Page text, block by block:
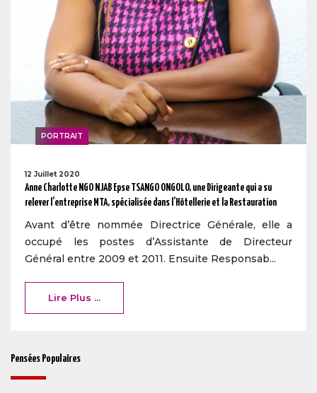
PORTRAIT
12 Juillet 2020
Anne Charlotte NGO NJAB Epse TSANGO ONGOLO, une Dirigeante qui a su
relever l’entreprise MTA, spécialisée dans l’Hôtellerie et la Restauration
Avant d’être nommée Directrice Générale, elle a
occupé les postes d’Assistante de Directeur
Général entre 2009 et 2011. Ensuite Responsab...
Lire Plus ...
Pensées Populaires